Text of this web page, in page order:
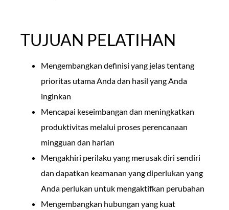
TUJUAN PELATIHAN
Mengembangkan definisi yang jelas tentang
prioritas utama Anda dan hasil yang Anda
inginkan
Mencapai keseimbangan dan meningkatkan
produktivitas melalui proses perencanaan
mingguan dan harian
Mengakhiri perilaku yang merusak diri sendiri
dan dapatkan keamanan yang diperlukan yang
Anda perlukan untuk mengaktifkan perubahan
Mengembangkan hubungan yang kuat